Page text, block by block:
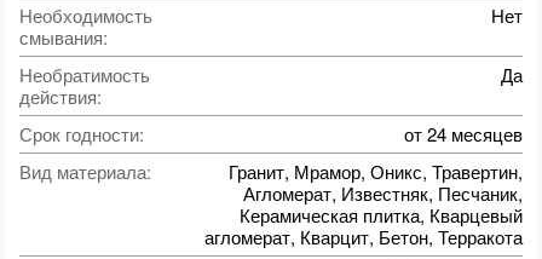
Необходимость
смывания:
Нет
Необратимость
действия:
Да
Срок годности:
от 24 месяцев
Вид материала:
Гранит, Мрамор, Оникс, Травертин,
Агломерат, Известняк, Песчаник,
Керамическая плитка, Кварцевый
агломерат, Кварцит, Бетон, Терракота